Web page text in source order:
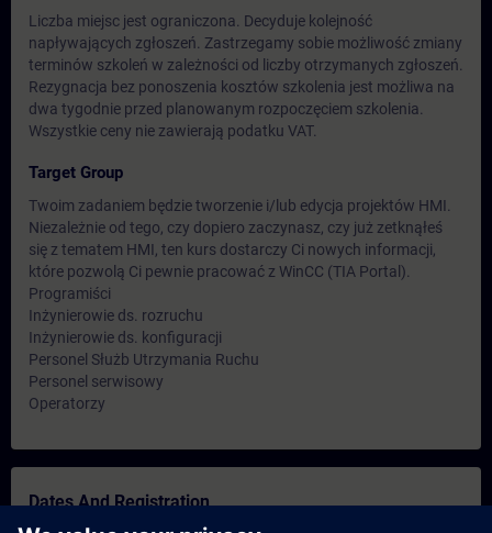
Liczba miejsc jest ograniczona. Decyduje kolejność
napływających zgłoszeń. Zastrzegamy sobie możliwość zmiany
terminów szkoleń w zależności od liczby otrzymanych zgłoszeń.
Rezygnacja bez ponoszenia kosztów szkolenia jest możliwa na
dwa tygodnie przed planowanym rozpoczęciem szkolenia.
Wszystkie ceny nie zawierają podatku VAT.
Target Group
Twoim zadaniem będzie tworzenie i/lub edycja projektów HMI.
Niezależnie od tego, czy dopiero zaczynasz, czy już zetknąłeś
się z tematem HMI, ten kurs dostarczy Ci nowych informacji,
które pozwolą Ci pewnie pracować z WinCC (TIA Portal).
Programiści
Inżynierowie ds. rozruchu
Inżynierowie ds. konfiguracji
Personel Służb Utrzymania Ruchu
Personel serwisowy
Operatorzy
Dates And Registration